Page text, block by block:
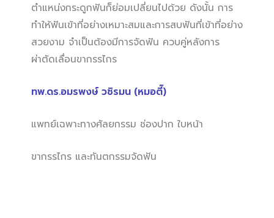
ตำแหน่งกระดูกฟันก็ย่อมเปลี่ยนไปด้วย ดังนั้น การ
ทำให้ฟันเข้าที่อย่างเหมาะสมและการสบฟันที่เข้าที่อย่าง
สวยงาม จำเป็นต้องมีการจัดฟัน ควบคู่หลังการ
ผ่าตัดเลื่อนขากรรไกร
ทพ.ดร.อมรพงษ์ วชิรมน (หมอตี๊)
แพทย์เฉพาะทางศัลยกรรม ช่องปาก ใบหน้า
ขากรรไกร และทันตกรรมจัดฟัน